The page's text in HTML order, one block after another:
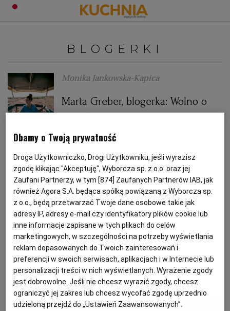
OBIADY
KOLACJE
DESERY
ZUPY
CIASTA
NAPOJE
SAŁATKI
HALLOWEEN
BOŻE NARODZENIE
KARNAWAŁ
WIELKANOC
WALENTYNKI
DOMOWE PRZYJĘCIE
KUCHNIE ŚWIATA
KUCHNIA WŁOSKA
KUCHNIA BRYTYJSKA
KUCHNIA AFRYKAŃSKA
KUCHNIA JAPOŃSKA
KUCHNIA CHIŃSKA
KUCHNIA TAJSKA
DANIA SEZONOWE
PORADY
SZKOŁA GOTOWANIA
PORADY
ZAKUPY
SPRZĘT KUCHENNY
ZDROWA DIETA
DIETA
FIT PRZEPISY
DO POCZYTANIA
PODRÓŻE KULINARNE
HISTORIE KULINARNE
NASZE SERWISY
SERWISY LOKALNE
Zaloguj się
BLOGERKI
Monika Jankowska-Kapica
Marta Greber, blogerka: Wolno o
poranku
rozmawiała: Monika Jankowska-Kapica
Pajda chleba do szczęścia - wywiad
z Patrycją Dolecką, autorką bloga
trufla.net
BLOGERKI WYWIAD
MATERIAŁ PROMOCYJNY
Dbamy o Twoją prywatność
Droga Użytkowniczko, Drogi Użytkowniku, jeśli wyrazisz
zgodę klikając "Akceptuję", Wyborcza sp. z o.o. oraz jej
Zaufani Partnerzy, w tym [874] Zaufanych Partnerów IAB, jak
również Agora S.A. będąca spółką powiązaną z Wyborcza sp.
z o.o., będą przetwarzać Twoje dane osobowe takie jak
adresy IP, adresy e-mail czy identyfikatory plików cookie lub
inne informacje zapisane w tych plikach do celów
marketingowych, w szczególności na potrzeby wyświetlania
reklam dopasowanych do Twoich zainteresowań i
preferencji w swoich serwisach, aplikacjach i w Internecie lub
personalizacji treści w nich wyświetlanych. Wyrażenie zgody
jest dobrowolne. Jeśli nie chcesz wyrazić zgody, chcesz
ograniczyć jej zakres lub chcesz wycofać zgodę uprzednio
udzieloną przejdź do „Ustawień Zaawansowanych”.